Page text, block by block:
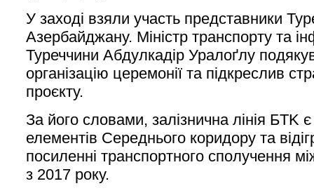
У заході взяли участь представники
Азербайджану. Міністр транспорту та
Туреччини Абдулкадір Уралоґлу
організацію церемонії та підкреслив
проєкту.
За його словами, залізнична лінія БTK
елементів Середнього коридору та
посиленні транспортного сполучення
з 2017 року.